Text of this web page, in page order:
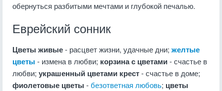
обернуться разбитыми мечтами и глубокой печалью.
Еврейский сонник
Цветы живые- расцвет жизни, удачные дни; желтые
цветы - измена в любви; корзина с цветами- счастье в
любви; украшенный цветами крест- счастье в доме;
фиолетовые цветы -безответная любовь; цветы